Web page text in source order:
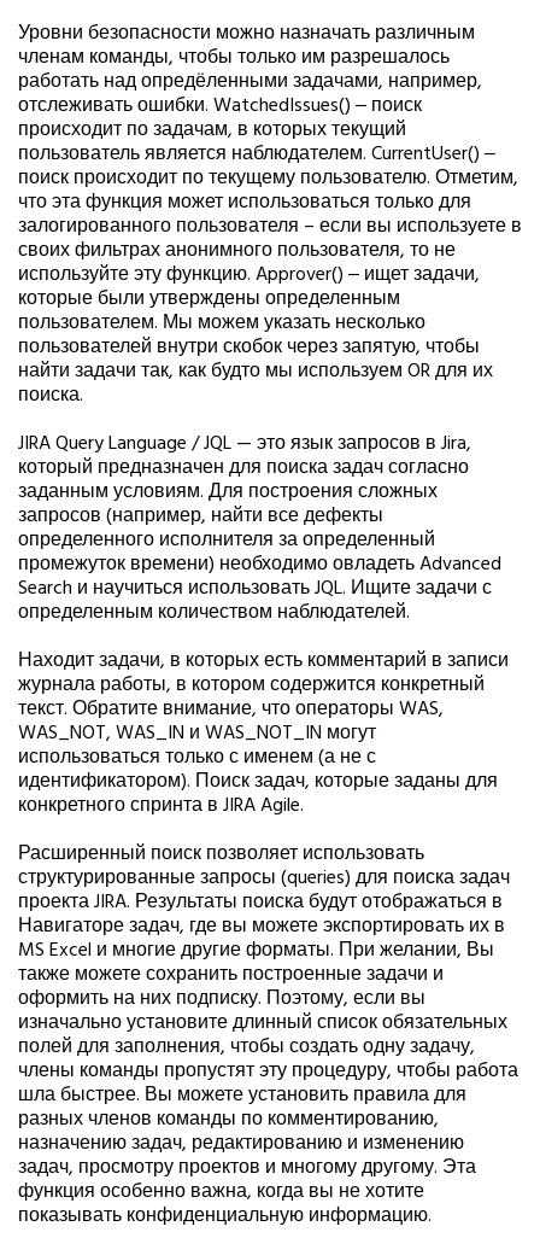
Уровни безопасности можно назначать различным
членам команды, чтобы только им разрешалось
работать над опредёленными задачами, например,
отслеживать ошибки. WatchedIssues() ‒ поиск
происходит по задачам, в которых текущий
пользователь является наблюдателем. CurrentUser() ‒
поиск происходит по текущему пользователю. Отметим,
что эта функция может использоваться только для
залогированного пользователя – если вы используете в
своих фильтрах анонимного пользователя, то не
используйте эту функцию. Approver() ‒ ищет задачи,
которые были утверждены определенным
пользователем. Мы можем указать несколько
пользователей внутри скобок через запятую, чтобы
найти задачи так, как будто мы используем OR для их
поиска.
JIRA Query Language / JQL — это язык запросов в Jira,
который предназначен для поиска задач согласно
заданным условиям. Для построения сложных
запросов (например, найти все дефекты
определенного исполнителя за определенный
промежуток времени) необходимо овладеть Advanced
Search и научиться использовать JQL. Ищите задачи с
определенным количеством наблюдателей.
Находит задачи, в которых есть комментарий в записи
журнала работы, в котором содержится конкретный
текст. Обратите внимание, что операторы WAS,
WAS_NOT, WAS_IN и WAS_NOT_IN могут
использоваться только с именем (а не с
идентификатором). Поиск задач, которые заданы для
конкретного спринта в JIRA Agile.
Расширенный поиск позволяет использовать
структурированные запросы (queries) для поиска задач
проекта JIRA. Результаты поиска будут отображаться в
Навигаторе задач, где вы можете экспортировать их в
MS Excel и многие другие форматы. При желании, Вы
также можете сохранить построенные задачи и
оформить на них подписку. Поэтому, если вы
изначально установите длинный список обязательных
полей для заполнения, чтобы создать одну задачу,
члены команды пропустят эту процедуру, чтобы работа
шла быстрее. Вы можете установить правила для
разных членов команды по комментированию,
назначению задач, редактированию и изменению
задач, просмотру проектов и многому другому. Эта
функция особенно важна, когда вы не хотите
показывать конфиденциальную информацию.